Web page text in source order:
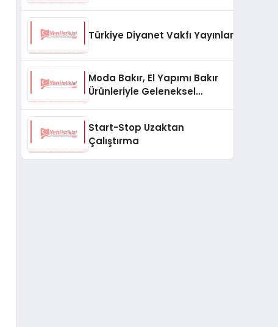
Türkiye Diyanet Vakfı Yayınları, Yeni
Moda Bakır, El Yapımı Bakır
Ürünleriyle Geleneksel
Start-Stop Uzaktan
Çalıştırma